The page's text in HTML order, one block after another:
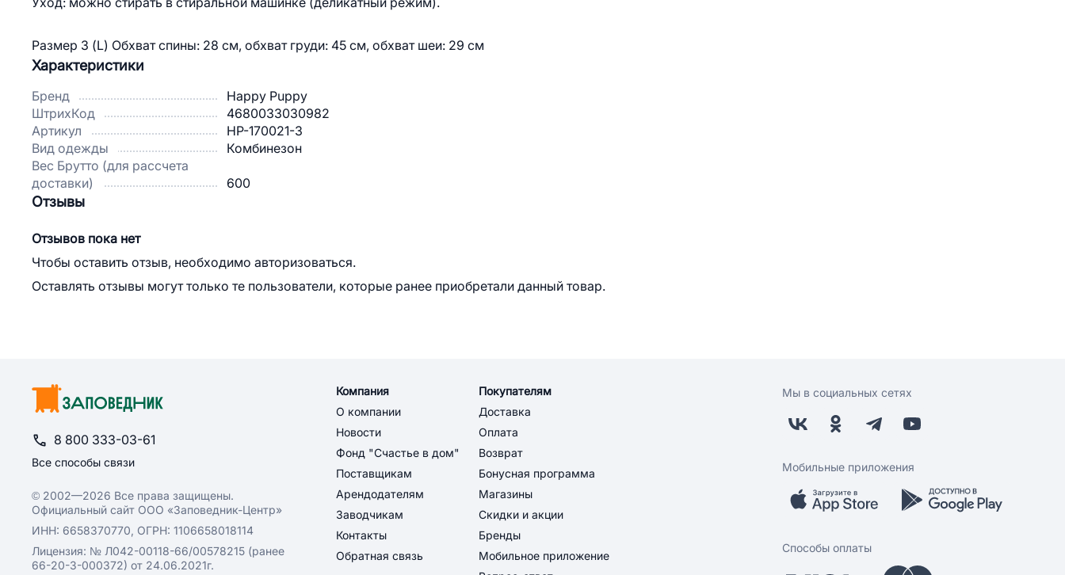
Размер 3 (L) Обхват спины: 28 см, обхват груди: 45 см, обхват шеи: 29 см
Характеристики
Бренд
Happy Puppy
ШтрихКод
4680033030982
Артикул
HP-170021-3
Вид одежды
Комбинезон
Вес Брутто (для рассчета
доставки)
600
Отзывы
Отзывов пока нет
Чтобы оставить отзыв, необходимо авторизоваться.
Оставлять отзывы могут только те пользователи, которые ранее приобретали данный товар.
8 800 333-03-61
Все способы связи
© 2002—2026 Все права защищены.
Официальный сайт ООО «Заповедник-Центр»
ИНН: 6658370770, ОГРН: 1106658018114
Лицензия: № Л042-00118-66/00578215 (ранее
66-20-3-000372) от 24.06.2021г.
Компания
О компании
Новости
Фонд "Счастье в дом"
Поставщикам
Арендодателям
Заводчикам
Контакты
Обратная связь
Покупателям
Доставка
Оплата
Возврат
Бонусная программа
Магазины
Скидки и акции
Бренды
Мобильное приложение
Мы в социальных сетях
Мобильные приложения
Способы оплаты